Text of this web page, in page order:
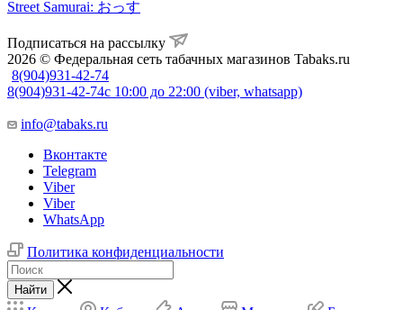
Street Samurai: おっす
Подписаться на рассылку
2026 © Федеральная сеть табачных магазинов Tabaks.ru
8(904)931-42-74
8(904)931-42-74с 10:00 до 22:00 (viber, whatsapp)
info@tabaks.ru
Вконтакте
Telegram
Viber
Viber
WhatsApp
Политика конфиденциальности
Найти